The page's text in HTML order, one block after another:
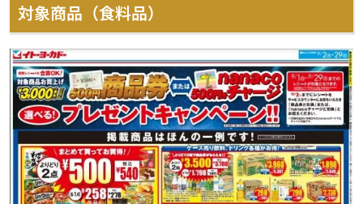
対象商品（食料品）